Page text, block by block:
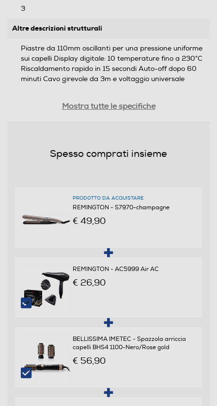
3
Altre descrizioni strutturali
Piastre da 110mm oscillanti per una pressione uniforme
sui capelli Display digitale: 10 temperature fino a 230°C
Riscaldamento rapido in 15 secondi Auto-off dopo 60
minuti Cavo girevole da 3m e voltaggio universale
Dotazioni - Personalizzazioni
Cavo pivottante
Regolazione temperatura
Numero di temperature
Mostra tutte le specifiche
Spesso comprati insieme
PRODOTTO DA ACQUISTARE
REMINGTON - S7970-champagne
€ 49,90
REMINGTON - AC5999 Air AC
€ 26,90
BELLISSIMA IMETEC - Spazzola arriccia
capelli BHS4 1100-Nero/Rose gold
€ 56,90